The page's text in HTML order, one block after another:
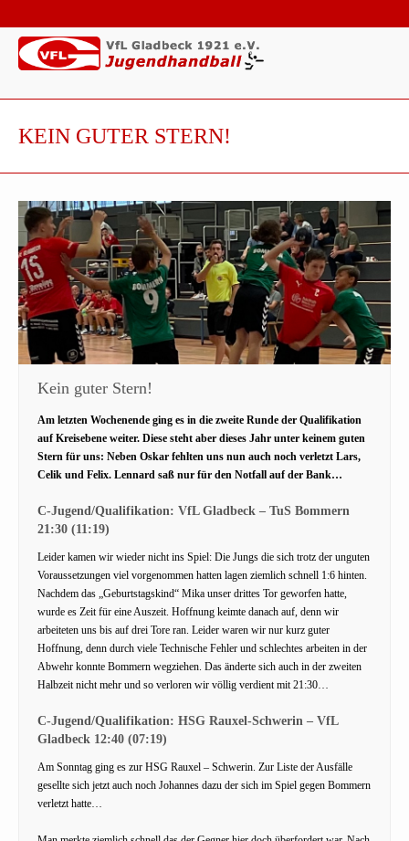
KEIN GUTER STERN!
Kein guter Stern!
Am letzten Wochenende ging es in die zweite Runde der Qualifikation
auf Kreisebene weiter. Diese steht aber dieses Jahr unter keinem guten
Stern für uns: Neben Oskar fehlten uns nun auch noch verletzt Lars,
Celik und Felix. Lennard saß nur für den Notfall auf der Bank…
C-Jugend/Qualifikation: VfL Gladbeck – TuS Bommern
21:30 (11:19)
Leider kamen wir wieder nicht ins Spiel: Die Jungs die sich trotz der unguten
Voraussetzungen viel vorgenommen hatten lagen ziemlich schnell 1:6 hinten.
Nachdem das „Geburtstagskind“ Mika unser drittes Tor geworfen hatte,
wurde es Zeit für eine Auszeit. Hoffnung keimte danach auf, denn wir
arbeiteten uns bis auf drei Tore ran. Leider waren wir nur kurz guter
Hoffnung, denn durch viele Technische Fehler und schlechtes arbeiten in der
Abwehr konnte Bommern wegziehen. Das änderte sich auch in der zweiten
Halbzeit nicht mehr und so verloren wir völlig verdient mit 21:30…
C-Jugend/Qualifikation: HSG Rauxel-Schwerin – VfL
Gladbeck 12:40 (07:19)
Am Sonntag ging es zur HSG Rauxel – Schwerin. Zur Liste der Ausfälle
gesellte sich jetzt auch noch Johannes dazu der sich im Spiel gegen Bommern
verletzt hatte…